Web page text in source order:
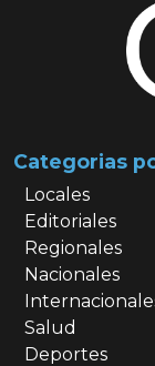
Categorias
Locales
Editoriales
Regionales
Nacionales
Salud
Deportes